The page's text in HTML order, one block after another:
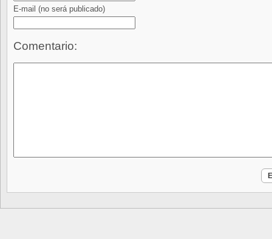
E-mail (no será publicado)
Comentario: